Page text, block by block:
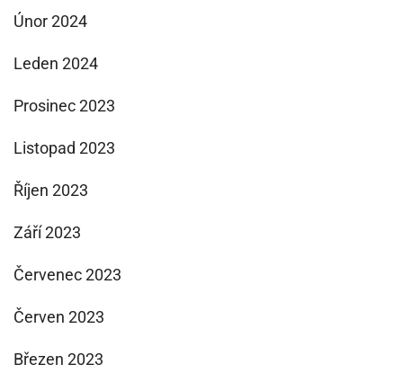
Únor 2024
Leden 2024
Prosinec 2023
Listopad 2023
Říjen 2023
Září 2023
Červenec 2023
Červen 2023
Březen 2023